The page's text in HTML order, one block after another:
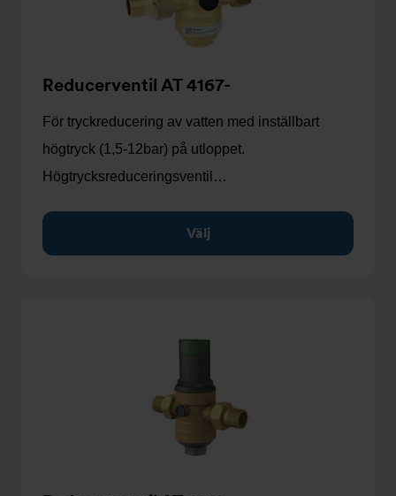
Reducerventil AT 4167-
För tryckreducering av vatten med inställbart
högtryck (1,5-12bar) på utloppet.
Högtrycksreduceringsventil…
Välj